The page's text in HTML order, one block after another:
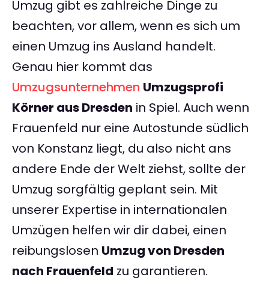
Umzug gibt es zahlreiche Dinge zu
beachten, vor allem, wenn es sich um
einen Umzug ins Ausland handelt.
Genau hier kommt das
Umzugsunternehmen Umzugsprofi
Körner aus Dresden in Spiel. Auch wenn
Frauenfeld nur eine Autostunde südlich
von Konstanz liegt, du also nicht ans
andere Ende der Welt ziehst, sollte der
Umzug sorgfältig geplant sein. Mit
unserer Expertise in internationalen
Umzügen helfen wir dir dabei, einen
reibungslosen Umzug von Dresden
nach Frauenfeld zu garantieren.